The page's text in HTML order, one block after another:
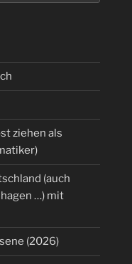
ziehen als
(auch
…) mit
(2026)